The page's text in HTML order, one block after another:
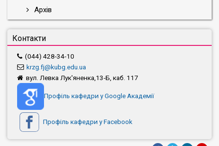
Архів
Контакти
(044) 428-34-10
krzg.fj@kubg.edu.ua
вул. Левка Лук'яненка,13-Б, каб. 117
Профіль кафедри у Google Академії
Профіль кафедри у Facebook